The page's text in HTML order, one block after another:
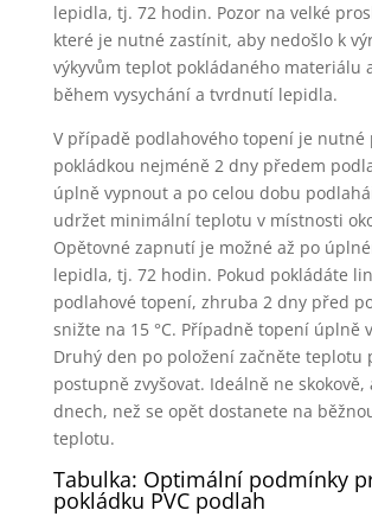
lepidla, tj. 72 hodin. Pozor na velké
které je nutné zastínit, aby nedošlo k
výkyvům teplot pokládaného materiálu
během vysychání a tvrdnutí lepidla.
V případě podlahového topení je nutné
pokládkou nejméně 2 dny předem
úplně vypnout a po celou dobu
udržet minimální teplotu v místnosti
Opětovné zapnutí je možné až po
lepidla, tj. 72 hodin. Pokud pokládáte
podlahové topení, zhruba 2 dny před
snižte na 15 °C. Případně topení úplně
Druhý den po položení začněte teplotu
postupně zvyšovat. Ideálně ne skokově,
dnech, než se opět dostanete na
teplotu.
Tabulka: Optimální podmínky
pokládku PVC podlah